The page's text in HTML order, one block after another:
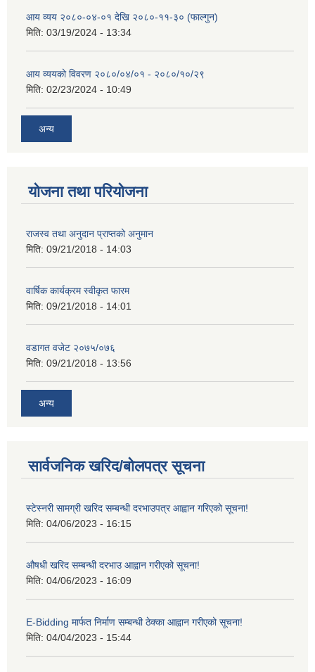
आय व्यय २०८०-०४-०१ देखि २०८०-११-३० (फाल्गुन)
मिति: 03/19/2024 - 13:34
आय व्ययको विवरण २०८०/०४/०१ - २०८०/१०/२९
मिति: 02/23/2024 - 10:49
अन्य
योजना तथा परियोजना
राजस्व तथा अनुदान प्राप्तको अनुमान
मिति: 09/21/2018 - 14:03
वार्षिक कार्यक्रम स्वीकृत फारम
मिति: 09/21/2018 - 14:01
वडागत वजेट २०७५/०७६
मिति: 09/21/2018 - 13:56
अन्य
सार्वजनिक खरिद/बोलपत्र सूचना
स्टेस्नरी सामग्री खरिद सम्बन्धी दरभाउपत्र आह्वान गरिएको सूचना!
मिति: 04/06/2023 - 16:15
औषधी खरिद सम्बन्धी दरभाउ आह्वान गरीएको सूचना!
मिति: 04/06/2023 - 16:09
E-Bidding मार्फत निर्माण सम्बन्धी ठेक्का आह्वान गरीएको सूचना!
मिति: 04/04/2023 - 15:44